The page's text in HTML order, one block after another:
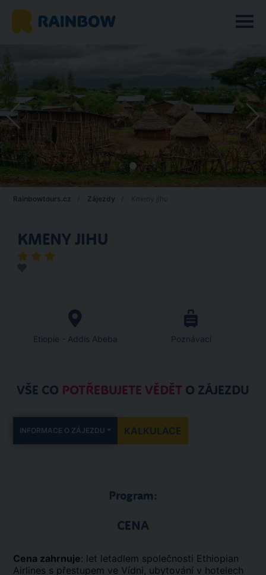
Rainbowtours.cz Zájezdy
KMENY JIHU
Etiopie - Addis Abeba Poznávací
VŠE CO POTŘEBUJETE VĚDĚT O ZÁJEZDU
INFORMACE O ZÁJEZDU KALKULACE
Program:
CENA
Cena zahrnuje: let letadlem společnosti Ethiopian
Airlines s přestupem ve Vídni, ubytování v hotelech